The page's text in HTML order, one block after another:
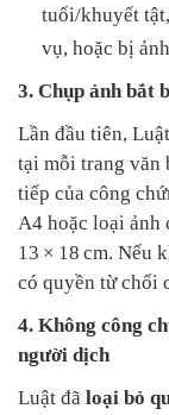
tuổi/khuyết
vụ, hoặc bị
3. Chụp ảnh bắt
Lần đầu tiên,
tại mỗi trang văn
tiếp của công
A4 hoặc loại ảnh
13 × 18 cm. Nếu
có quyền từ chối
4. Không công
người dịch
Luật đã loại bỏ